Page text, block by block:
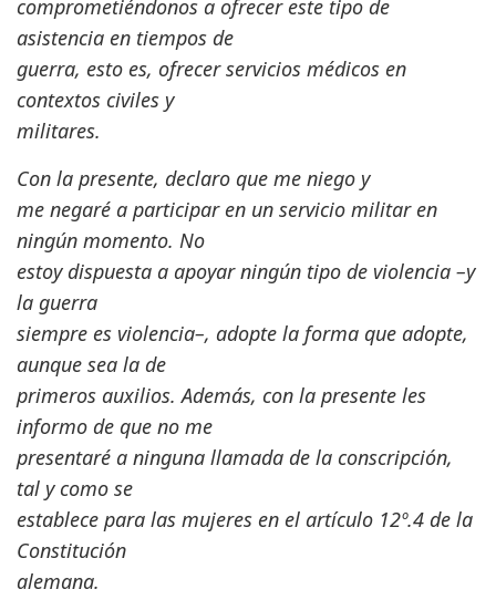
comprometiéndonos a ofrecer este tipo de
asistencia en tiempos de
guerra, esto es, ofrecer servicios médicos en
contextos civiles y
militares.
Con la presente, declaro que me niego y
me negaré a participar en un servicio militar en
ningún momento. No
estoy dispuesta a apoyar ningún tipo de violencia –y
la guerra
siempre es violencia–, adopte la forma que adopte,
aunque sea la de
primeros auxilios. Además, con la presente les
informo de que no me
presentaré a ninguna llamada de la conscripción,
tal y como se
establece para las mujeres en el artículo 12º.4 de la
Constitución
alemana.